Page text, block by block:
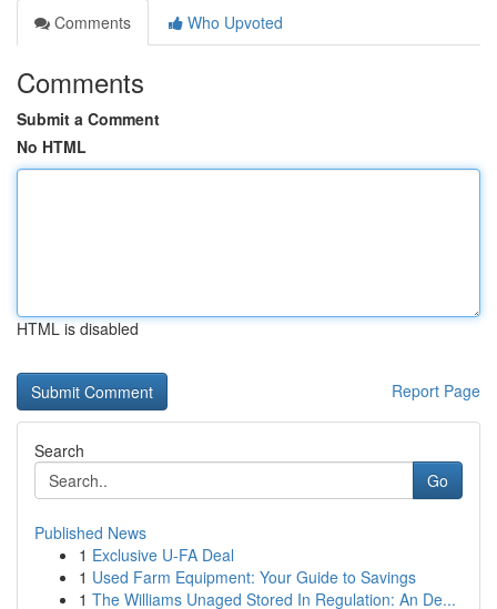
Comments
Who Upvoted
Comments
Submit a Comment
No HTML
HTML is disabled
Report Page
Search
Go
Published News
1 Exclusive U-FA Deal
1 Used Farm Equipment: Your Guide to Savings
1 The Williams Unaged Stored In Regulation: An De...